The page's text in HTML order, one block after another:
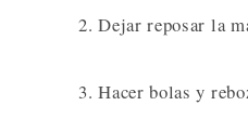
2. Dejar reposar la
3. Hacer bolas y